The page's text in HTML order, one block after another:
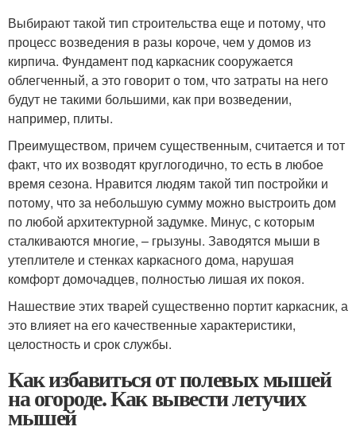
Выбирают такой тип строительства еще и потому, что
процесс возведения в разы короче, чем у домов из
кирпича. Фундамент под каркасник сооружается
облегченный, а это говорит о том, что затраты на него
будут не такими большими, как при возведении,
например, плиты.
Преимуществом, причем существенным, считается и тот
факт, что их возводят круглогодично, то есть в любое
время сезона. Нравится людям такой тип постройки и
потому, что за небольшую сумму можно выстроить дом
по любой архитектурной задумке. Минус, с которым
сталкиваются многие, – грызуны. Заводятся мыши в
утеплителе и стенках каркасного дома, нарушая
комфорт домочадцев, полностью лишая их покоя.
Нашествие этих тварей существенно портит каркасник, а
это влияет на его качественные характеристики,
целостность и срок службы.
Как избавиться от полевых мышей
на огороде. Как вывести летучих
мышей